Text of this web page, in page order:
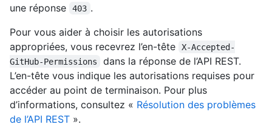
une réponse
403 .
Pour vous aider à choisir les autorisations
appropriées, vous recevrez l’en-tête
X-Accepted-
GitHub-Permissions
dans la réponse de l’API REST.
L’en-tête vous indique les autorisations requises pour
accéder au point de terminaison. Pour plus
d’informations, consultez « Résolution des problèmes
de l’API REST ».